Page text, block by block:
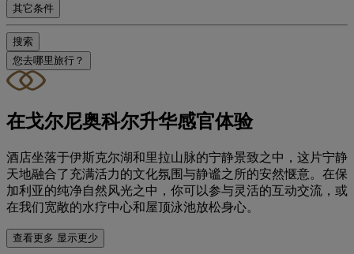
其它条件
搜索
您去哪里旅行？
在戈尔尼奥科尔升华感官体验
酒店坐落于伊斯克尔湖和里拉山脉的宁静景致之中，这片宁静
天地融合了充满活力的文化氛围与静谧之所的安然惬意。在保
加利亚的纯净自然风光之中，你可以参与灵活的互动交流，或
在我们宽敞的水疗中心和屋顶泳池放松身心。
查看更多 显示更少